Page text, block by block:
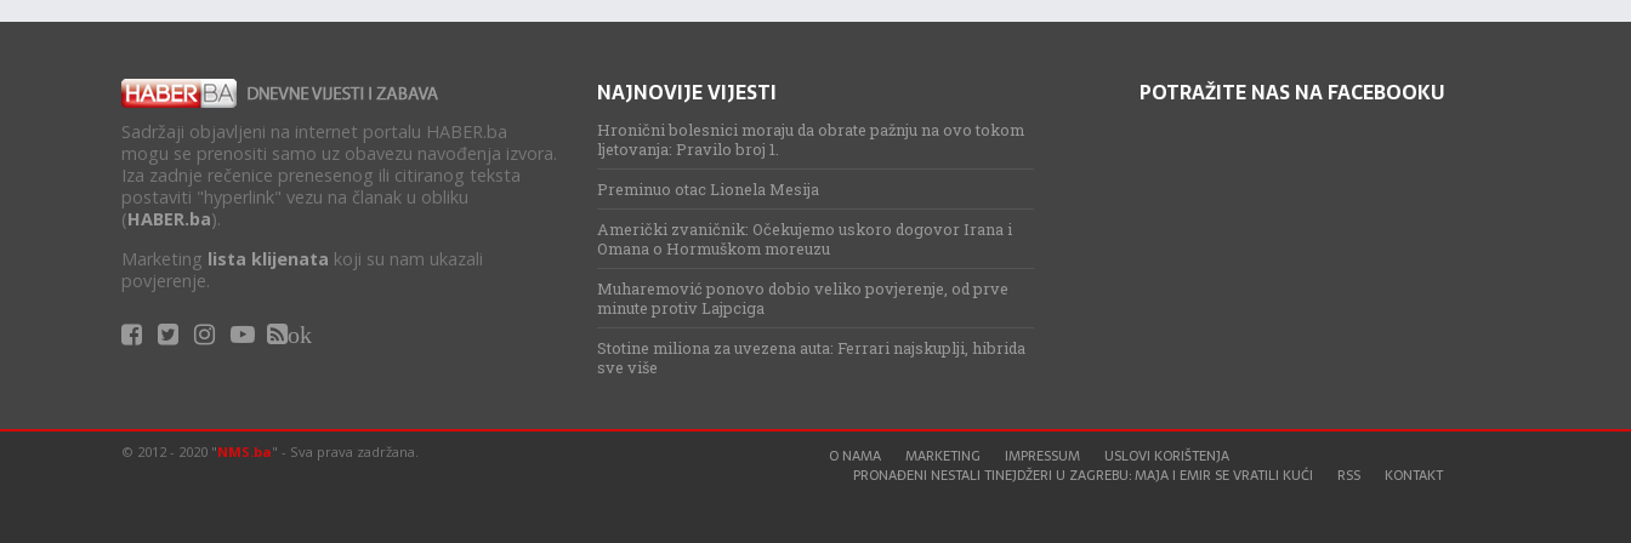
Sadržaji objavljeni na internet portalu HABER.ba
mogu se prenositi samo uz obavezu navođenja izvora.
Iza zadnje rečenice prenesenog ili citiranog teksta
postaviti "hyperlink" vezu na članak u obliku
(HABER.ba).
Marketing lista klijenata koji su nam ukazali
povjerenje.
ok
NAJNOVIJE VIJESTI
Hronični bolesnici moraju da obrate pažnju na ovo tokom
ljetovanja: Pravilo broj 1.
Preminuo otac Lionela Mesija
Američki zvaničnik: Očekujemo uskoro dogovor Irana i
Omana o Hormuškom moreuzu
Muharemović ponovo dobio veliko povjerenje, od prve
minute protiv Lajpciga
Stotine miliona za uvezena auta: Ferrari najskuplji, hibrida
sve više
POTRAŽITE NAS NA FACEBOOKU
O NAMA MARKETING IMPRESSUM
USLOVI KORIŠTENJA
PRONAĐENI NESTALI TINEJDŽERI U ZAGREBU: MAJA I EMIR SE VRATILI KUĆI
RSS KONTAKT
© 2012 - 2020 "NMS.ba" - Sva prava zadržana.